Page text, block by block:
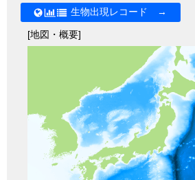
生物出現レコード →
[地図・概要]